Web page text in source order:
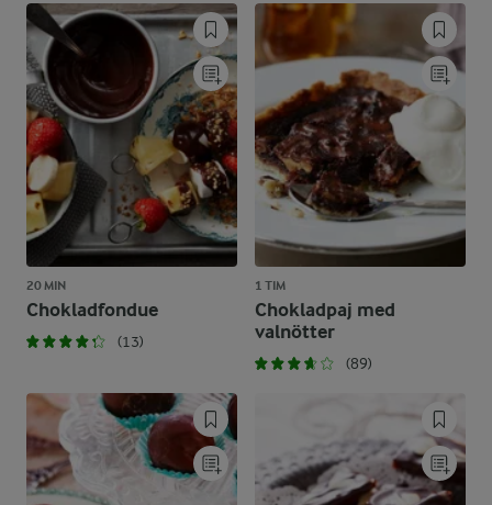
20 MIN
Chokladfondue
(13)
1 TIM
Chokladpaj med
valnötter
(89)